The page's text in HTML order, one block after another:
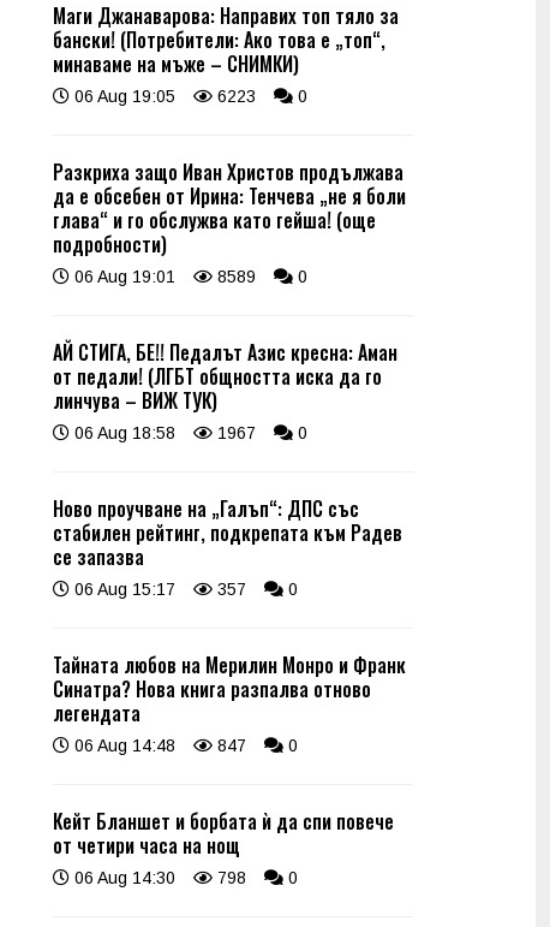
Маги Джанаварова: Направих топ тяло за
бански! (Потребители: Ако това е „топ“,
минаваме на мъже – СНИМКИ)
06 Aug 19:05 6223 0
Разкриха защо Иван Христов продължава
да е обсебен от Ирина: Тенчева „не я боли
глава“ и го обслужва като гейша! (още
подробности)
06 Aug 19:01 8589 0
АЙ СТИГА, БЕ!! Педалът Азис кресна: Аман
от педали! (ЛГБТ общността иска да го
линчува – ВИЖ ТУК)
06 Aug 18:58 1967 0
Ново проучване на „Галъп“: ДПС със
стабилен рейтинг, подкрепата към Радев
се запазва
06 Aug 15:17 357 0
Тайната любов на Мерилин Монро и Франк
Синатра? Нова книга разпалва отново
легендата
06 Aug 14:48 847 0
Кейт Бланшет и борбата ѝ да спи повече
от четири часа на нощ
06 Aug 14:30 798 0